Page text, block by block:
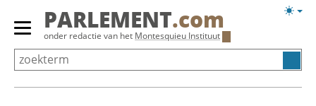
Overslaan
Primair
menu
tonen/verbergen
PARLEMENT.com
onder redactie van het Montesquieu Instituut